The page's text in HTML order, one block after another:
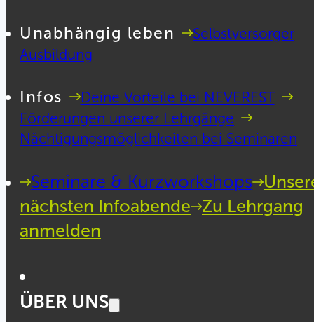
Unabhängig leben
Selbstversorger
Ausbildung
Infos
Deine Vorteile bei NEVEREST
Förderungen unserer Lehrgänge
Nächtigungsmöglichkeiten bei Seminaren
Seminare & Kurzworkshops
nächsten Infoabende Zu Lehrgang
anmelden
ÜBER UNS